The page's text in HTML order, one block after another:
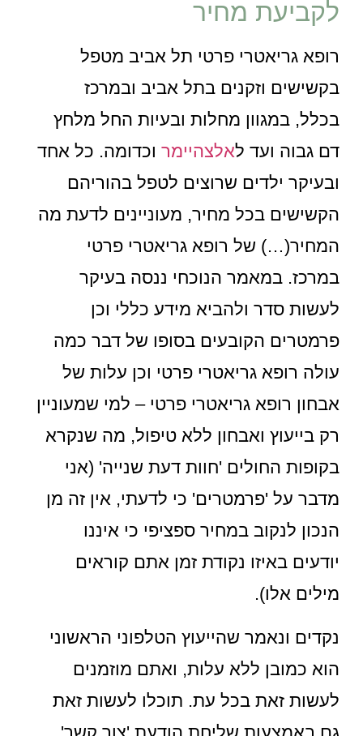
לקביעת מחיר
רופא גריאטרי פרטי תל אביב מטפל
בקשישים וזקנים בתל אביב ובמרכז
בכלל, במגוון מחלות ובעיות החל מלחץ
דם גבוה ועד לאלצהיימרוכדומה. כל אחד
ובעיקר ילדים שרוצים לטפל בהוריהם
הקשישים בכל מחיר, מעוניינים לדעת מה
המחיר(…) של רופא גריאטרי פרטי
במרכז. במאמר הנוכחי ננסה בעיקר
לעשות סדר ולהביא מידע כללי וכן
פרמטרים הקובעים בסופו של דבר כמה
עולה רופא גריאטרי פרטי וכן עלות של
אבחון רופא גריאטרי פרטי – למי שמעוניין
רק בייעוץ ואבחון ללא טיפול, מה שנקרא
בקופות החולים 'חוות דעת שנייה' (אני
מדבר על 'פרמטרים' כי לדעתי, אין זה מן
הנכון לנקוב במחיר ספציפי כי איננו
יודעים באיזו נקודת זמן אתם קוראים
מילים אלו).
נקדים ונאמר שהייעוץ הטלפוני הראשוני
הוא כמובן ללא עלות, ואתם מוזמנים
לעשות זאת בכל עת. תוכלו לעשות זאת